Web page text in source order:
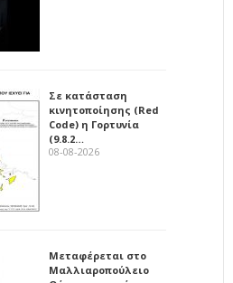
Σε κατάσταση
κινητοποίησης (Red
Code) η Γορτυνία
(9.8.2…
08-08-2026
Μεταφέρεται στο
Μαλλιαροπούλειο